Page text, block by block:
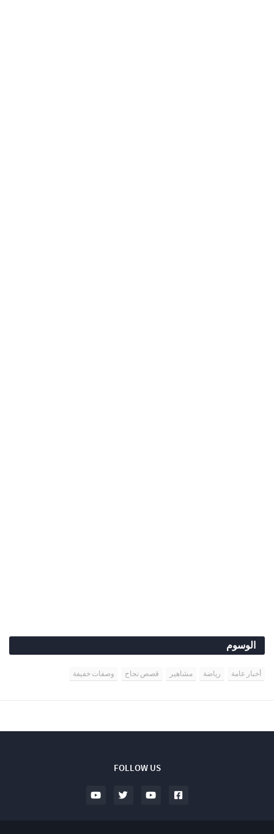
الوسوم
أخبار عامة رياضة مشاهير قصص نجاح وصفات خفيفة
FOLLOW US